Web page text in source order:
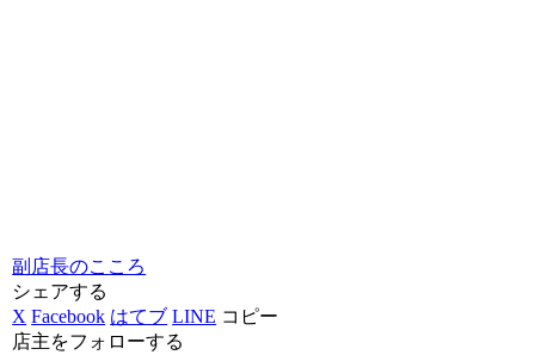
副店長のこころ
シェアする
X Facebook はてブ LINE コピー
店主をフォローする